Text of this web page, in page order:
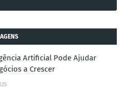
Artificial Pode Ajudar
a Crescer